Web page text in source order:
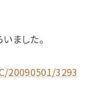
ました。
3293